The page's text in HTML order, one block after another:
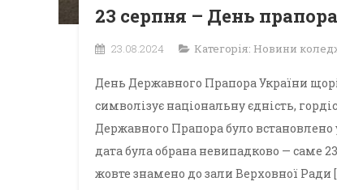
23 серпня – День прапора
23.08.2024 Категорія: Новини
День Державного Прапора України
символізує національну єдність,
Державного Прапора було
дата була обрана невипадково — саме
жовте знамено до зали Верховної Ради